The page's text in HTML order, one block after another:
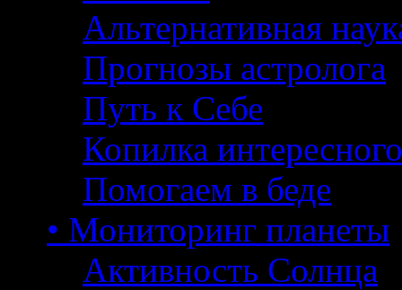
Альтернативная
Прогнозы астролога
Путь к Себе
Копилка интересного
Помогаем в беде
• Мониторинг планеты
Активность Солнца